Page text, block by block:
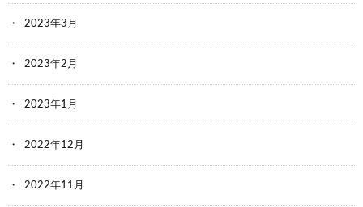
2023年3月
2023年2月
2023年1月
2022年12月
2022年11月